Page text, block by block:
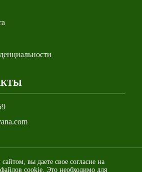
вы даете свое согласие на
cookie. Это необходимо для